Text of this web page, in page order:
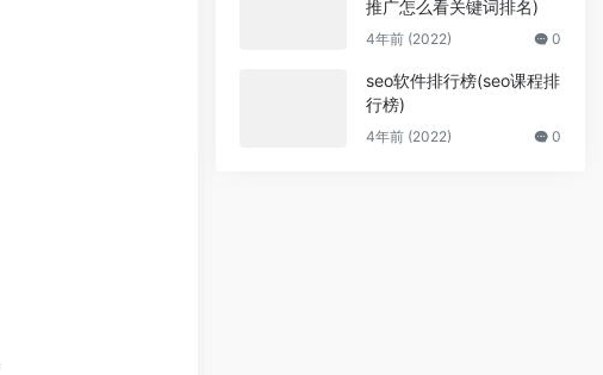
推广怎么看关键词排名)
4年前 (2022) 0
seo软件排行榜(seo课程排
行榜)
4年前 (2022) 0